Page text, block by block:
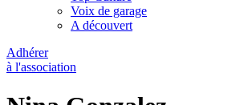
Voix de garage
A découvert
Adhérer
à l'association